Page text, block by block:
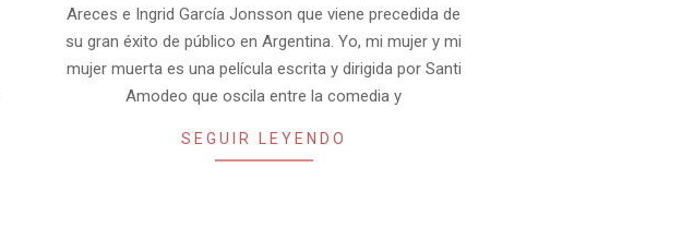
Areces e Ingrid García Jonsson que viene precedida de
su gran éxito de público en Argentina. Yo, mi mujer y mi
mujer muerta es una película escrita y dirigida por Santi
Amodeo que oscila entre la comedia y
SEGUIR LEYENDO